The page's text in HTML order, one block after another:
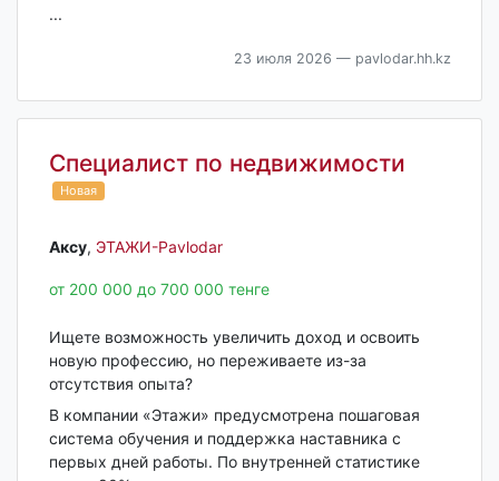
...
23 июля 2026 — pavlodar.hh.kz
Специалист по недвижимости
Новая
Аксу‎, ЭТАЖИ-Pavlodar
от 200 000 до 700 000 тенге
Ищете возможность увеличить доход и освоить
новую профессию, но переживаете из-за
отсутствия опыта?
В компании «Этажи» предусмотрена пошаговая
система обучения и поддержка наставника с
первых дней работы. По внутренней статистике